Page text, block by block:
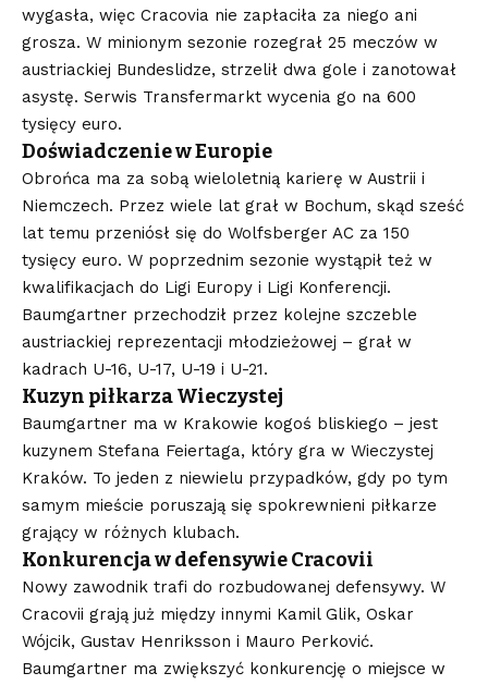
wygasła, więc Cracovia nie zapłaciła za niego ani
grosza. W minionym sezonie rozegrał 25 meczów w
austriackiej Bundeslidze, strzelił dwa gole i zanotował
asystę. Serwis Transfermarkt wycenia go na 600
tysięcy euro.
Doświadczenie w Europie
Obrońca ma za sobą wieloletnią karierę w Austrii i
Niemczech. Przez wiele lat grał w Bochum, skąd sześć
lat temu przeniósł się do Wolfsberger AC za 150
tysięcy euro. W poprzednim sezonie wystąpił też w
kwalifikacjach do Ligi Europy i Ligi Konferencji.
Baumgartner przechodził przez kolejne szczeble
austriackiej reprezentacji młodzieżowej – grał w
kadrach U-16, U-17, U-19 i U-21.
Kuzyn piłkarza Wieczystej
Baumgartner ma w Krakowie kogoś bliskiego – jest
kuzynem Stefana Feiertaga, który gra w Wieczystej
Kraków. To jeden z niewielu przypadków, gdy po tym
samym mieście poruszają się spokrewnieni piłkarze
grający w różnych klubach.
Konkurencja w defensywie Cracovii
Nowy zawodnik trafi do rozbudowanej defensywy. W
Cracovii grają już między innymi Kamil Glik, Oskar
Wójcik, Gustav Henriksson i Mauro Perković.
Baumgartner ma zwiększyć konkurencję o miejsce w